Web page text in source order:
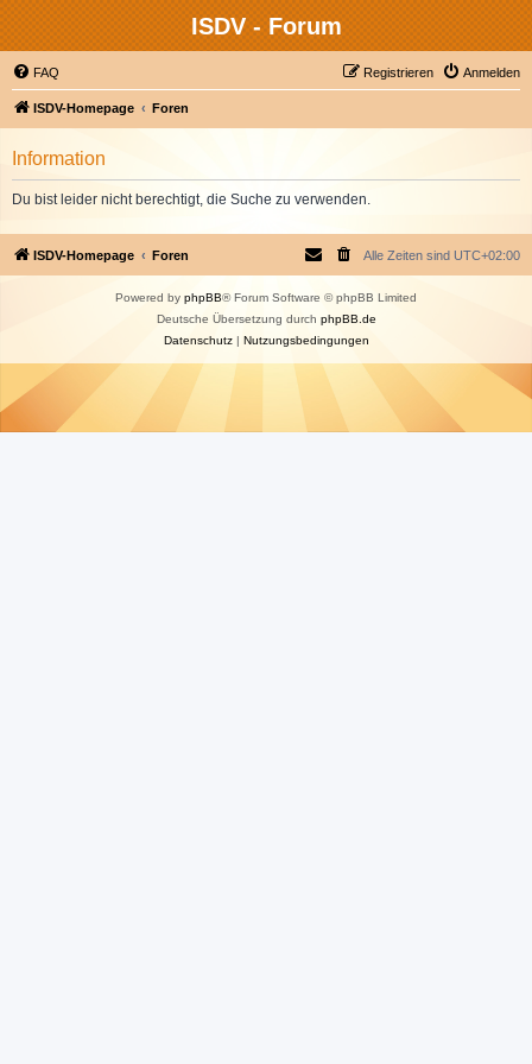
ISDV - Forum
FAQ Anmelden
Registrieren
ISDV-Homepage Foren
Information
Du bist leider nicht berechtigt, die Suche zu verwenden.
ISDV-Homepage Foren Alle Zeiten sind UTC+02:00
Powered by phpBB® Forum Software © phpBB Limited
Deutsche Übersetzung durch phpBB.de
Datenschutz| Nutzungsbedingungen